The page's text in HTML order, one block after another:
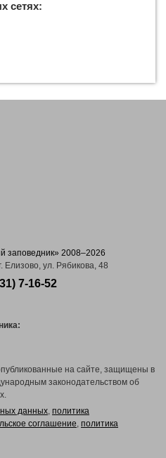
сетях:
заповедник» 2008–2026
Елизово, ул. Рябикова, 48
7-16-52
на сайте, защищены в
законодательством об
данных, политика
соглашение, политика